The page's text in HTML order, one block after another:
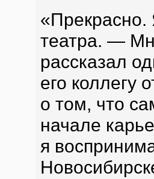
«Прекрасно.
театра. —
рассказал
его коллегу
о том, что
начале
я